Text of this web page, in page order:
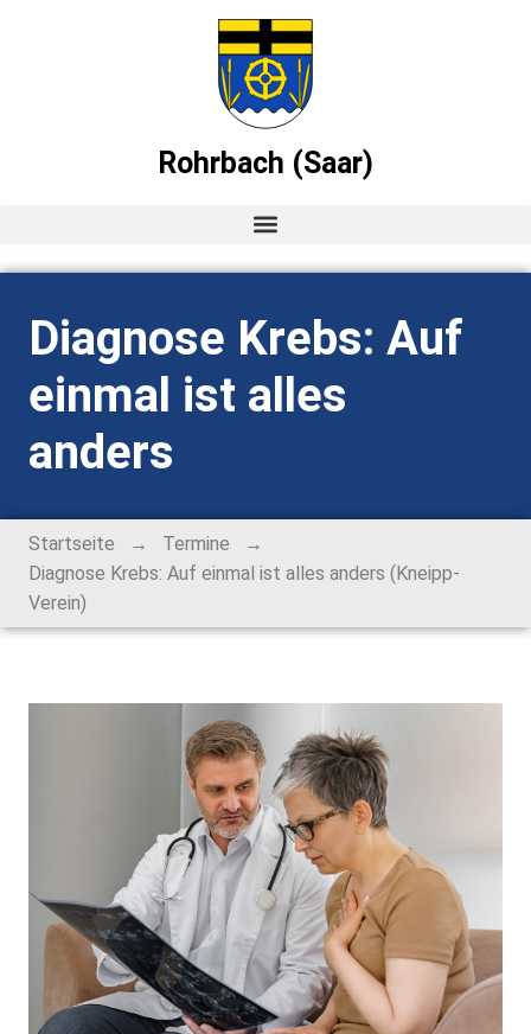
Rohrbach (Saar)
News
Alt-Rohrbach-Fest
Weihnachtsmarkt
Über Rohrbach
Ortsverwaltung
Ortsrat
Schiedsmann
Gastronomie & Übernachtung
Diagnose Krebs: Auf
einmal ist alles
anders
Startseite → Termine
→
Diagnose Krebs: Auf einmal ist alles anders (Kneipp-
Verein)